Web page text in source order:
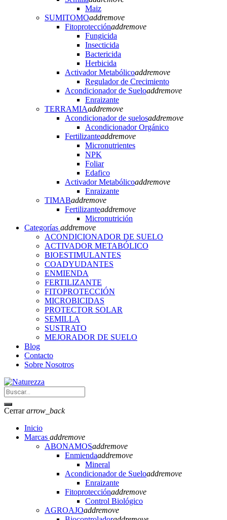
Maiz
SUMITOMOaddremove
Fitoprotecciónaddremove
Fungicida
Insecticida
Bactericida
Herbicida
Activador Metabólicoaddremove
Regulador de Crecimiento
Acondicionador de Sueloaddremove
Enraizante
TERRAMIAaddremove
Acondicionador de suelosaddremove
Acondicionador Orgánico
Fertilizanteaddremove
Micronutrientes
NPK
Foliar
Edafico
Activador Metabólicoaddremove
Enraizante
TIMABaddremove
Fertilizanteaddremove
Micronutrición
Categorías addremove
ACONDICIONADOR DE SUELO
ACTIVADOR METABÓLICO
BIOESTIMULANTES
COADYUDANTES
ENMIENDA
FERTILIZANTE
FITOPROTECCIÓN
MICROBICIDAS
PROTECTOR SOLAR
SEMILLA
SUSTRATO
MEJORADOR DE SUELO
Blog
Contacto
Sobre Nosotros
Cerrararrow_back
Inicio
Marcas addremove
ABONAMOSaddremove
Enmiendaaddremove
Mineral
Acondicionador de Sueloaddremove
Enraizante
Fitoprotecciónaddremove
Control Biológico
AGROAJOaddremove